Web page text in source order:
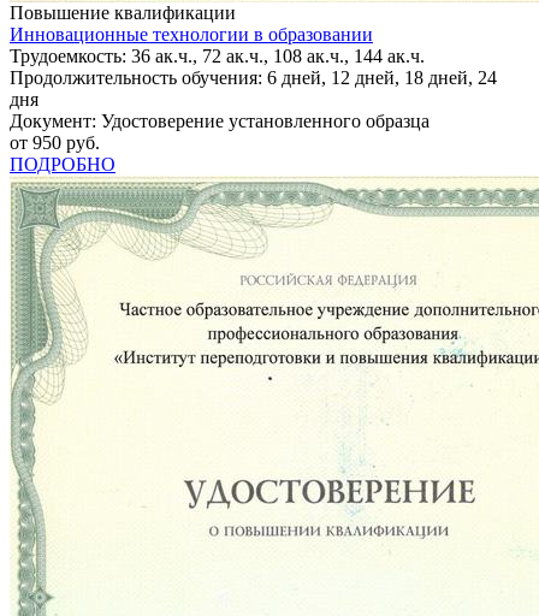
Повышение квалификации
Инновационные технологии в образовании
Трудоемкость: 36 ак.ч., 72 ак.ч., 108 ак.ч., 144 ак.ч.
Продолжительность обучения: 6 дней, 12 дней, 18 дней, 24
дня
Документ: Удостоверение установленного образца
от 950 руб.
ПОДРОБНО